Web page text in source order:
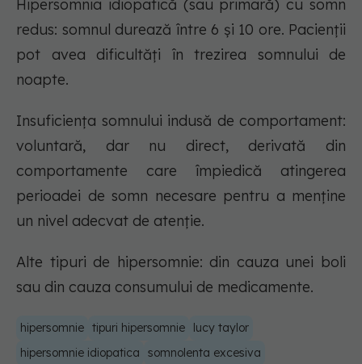
Hipersomnia idiopatică (sau primară) cu somn
redus: somnul durează între 6 și 10 ore. Pacienții
pot avea dificultăți în trezirea somnului de
noapte.
Insuficiența somnului indusă de comportament:
voluntară, dar nu direct, derivată din
comportamente care împiedică atingerea
perioadei de somn necesare pentru a menține
un nivel adecvat de atenție.
Alte tipuri de hipersomnie: din cauza unei boli
sau din cauza consumului de medicamente.
hipersomnie tipuri hipersomnie
lucy taylor
hipersomnie idiopatica
somnolenta excesiva